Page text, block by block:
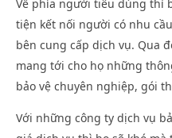
Về phía người tiêu dùng thì
tiện kết nối người có nhu
bên cung cấp dịch vụ. Qua
mang tới cho họ những
bảo vệ chuyên nghiệp, gói
Với những công ty dịch vụ